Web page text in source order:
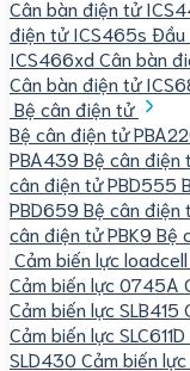
Cân bàn điện tử
điện tử ICS465s Đầu
ICS466xd Cân bàn
Cân bàn điện tử
Bệ cân điện tử
Bệ cân điện tử
PBA439 Bệ cân điện
cân điện tử PBD555
PBD659 Bệ cân điện
cân điện tử PBK9 Bệ
Cảm biến lực loadcell
Cảm biến lực 0745A
Cảm biến lực SLB415
Cảm biến lực SLC611D
SLD430 Cảm biến